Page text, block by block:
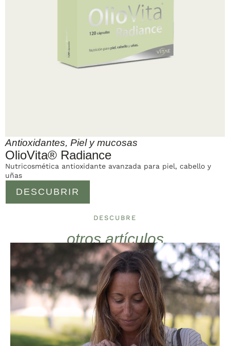
Antioxidantes, Piel y mucosas
OlioVita® Radiance
DESCUBRIR
Nutricosmética antioxidante avanzada para piel, cabello y
uñas
DESCUBRE
otros artículos